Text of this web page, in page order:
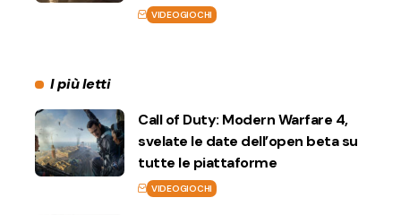
VIDEOGIOCHI
I più letti
Call of Duty: Modern Warfare 4,
svelate le date dell’open beta su
tutte le piattaforme
VIDEOGIOCHI